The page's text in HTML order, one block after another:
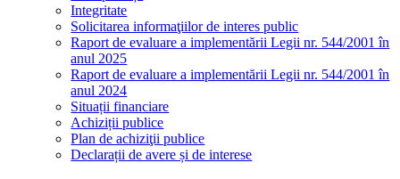
Integritate
Solicitarea informaţiilor de interes public
Raport de evaluare a implementării Legii nr. 544/2001 în
anul 2025
Raport de evaluare a implementării Legii nr. 544/2001 în
anul 2024
Situații financiare
Achiziții publice
Plan de achiziţii publice
Declarații de avere și de interese